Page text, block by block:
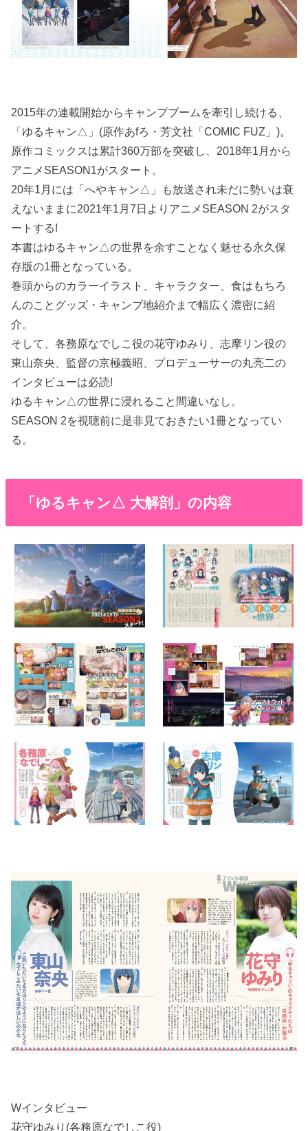
2015年の連載開始からキャンプブームを牽引し続ける、
「ゆるキャン△」(原作あfろ・芳文社「COMIC FUZ」)。
原作コミックスは累計360万部を突破し、2018年1月から
アニメSEASON1がスタート。
20年1月には「へやキャン△」も放送され未だに勢いは衰
えないままに2021年1月7日よりアニメSEASON 2がスタ
ートする!
本書はゆるキャン△の世界を余すことなく魅せる永久保
存版の1冊となっている。
巻頭からのカラーイラスト、キャラクター、食はもちろ
んのことグッズ・キャンプ地紹介まで幅広く濃密に紹
介。
そして、各務原なでしこ役の花守ゆみり、志摩リン役の
東山奈央、監督の京極義昭、プロデューサーの丸亮二の
インタビューは必読!
ゆるキャン△の世界に浸れること間違いなし。
SEASON 2を視聴前に是非見ておきたい1冊となってい
る。
「ゆるキャン△ 大解剖」の内容
Wインタビュー
花守ゆみり(各務原なでしこ役)